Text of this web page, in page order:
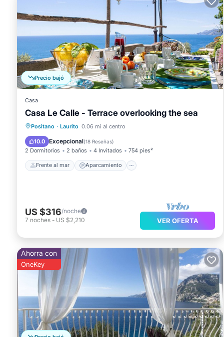
Precio bajó
Casa
Casa Le Calle - Terrace overlooking the sea
Positano · Laurito 0.06 mi al centro
10.0 Excepcional(18 Reseñas)
2 Dormitorios 2 baños 4 Invitados 754 pies²
Frente al mar Aparcamiento
Frente al mar
Aparcamiento
Vista al mar
Balcón/Terraza
US $316/noche
7 noches - US $2,210 VER OFERTA
Ahorra con
OneKey